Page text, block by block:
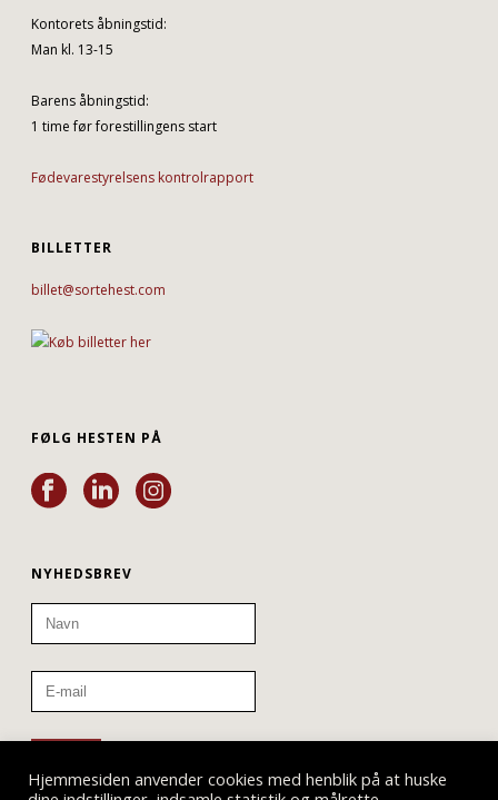
Kontorets åbningstid:
Man kl. 13-15
Barens åbningstid:
1 time før forestillingens start
Fødevarestyrelsens kontrolrapport
BILLETTER
billet@sortehest.com
FØLG HESTEN PÅ
NYHEDSBREV
Hjemmesiden anvender cookies med henblik på at huske